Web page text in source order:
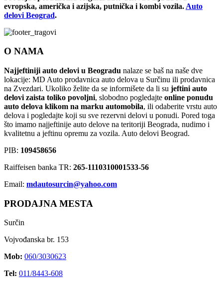
evropska, američka i azijska, putnička i kombi vozila. Auto
delovi Beograd.
O NAMA
Najjeftiniji auto delovi u Beogradu nalaze se baš na naše dve
lokacije: MD Auto prodavnica auto delova u Surčinu ili prodavnica
na Zvezdari. Ukoliko želite da se informišete da li su jeftini auto
delovi zaista toliko povoljni, slobodno pogledajte online ponudu
auto delova klikom na marku automobila, ili odaberite vrstu auto
delova i pogledajte koji su sve rezervni delovi u ponudi. Pored toga
što imamo najjeftinije auto delove na teritoriji Beograda, nudimo i
kvalitetnu a jeftinu opremu za vozila. Auto delovi Beograd.
PIB: 109458656
Raiffeisen banka TR: 265-1110310001533-56
Email: mdautosurcin@yahoo.com
PRODAJNA MESTA
Surčin
Vojvođanska br. 153
Mob: 060/3030623
Tel: 011/8443-608